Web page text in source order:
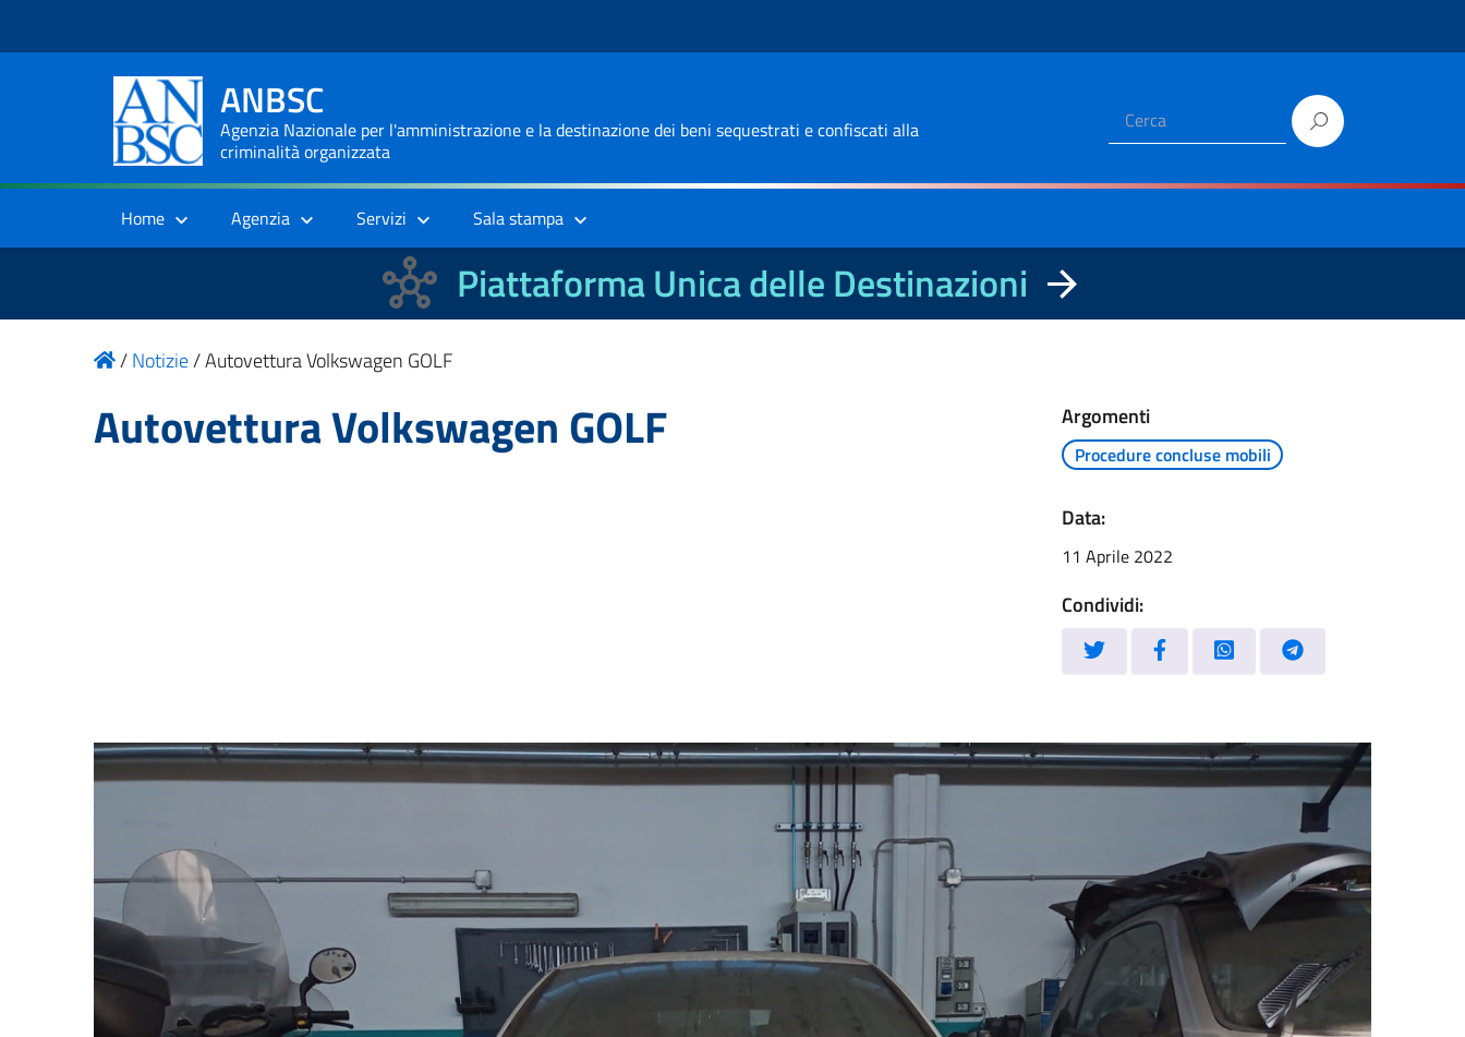
ANBSC
Agenzia Nazionale per l'amministrazione e la destinazione dei beni sequestrati e confiscati alla
criminalità organizzata
Home Agenzia Servizi Sala stampa
Piattaforma Unica delle Destinazioni
/Notizie/Autovettura Volkswagen GOLF
Autovettura Volkswagen GOLF Argomenti
Procedure concluse mobili
Data:
11 Aprile 2022
Condividi: